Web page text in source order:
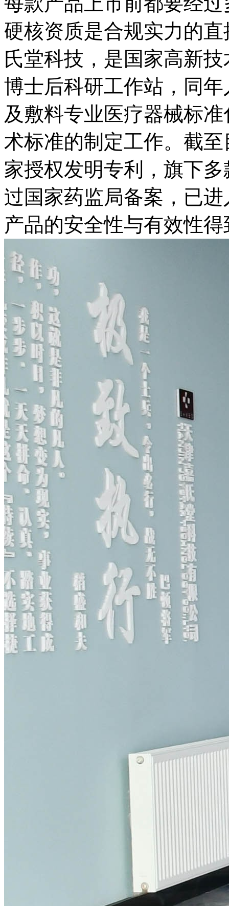
硬核资质是合规实力的
氏堂科技，是国家高新
博士后科研工作站，同
及敷料专业医疗器械标
术标准的制定工作。截
家授权发明专利，旗下
过国家药监局备案，已
产品的安全性与有效性